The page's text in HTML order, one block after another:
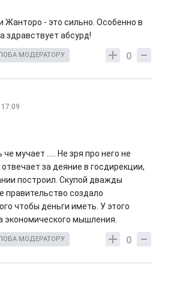
Жанторо - это сильно. Особенно в
здравствует абсурд!
0
МОДЕРАТОРУ
мучает ..... Не зря про него не
за деяние в госдирекции,
построил. Скупой дважды
правительство создало
чтобы деньги иметь. У этого
экономического мышления.
0
МОДЕРАТОРУ